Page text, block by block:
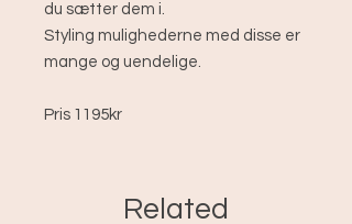
du sætter dem i.
Styling mulighederne med disse er
mange og uendelige.
Pris 1195kr
Related